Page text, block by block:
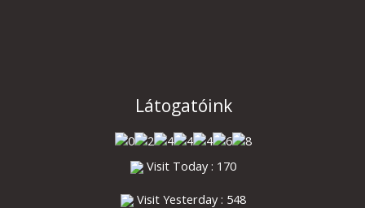
Látogatóink
Visit Today : 170
Visit Yesterday : 548